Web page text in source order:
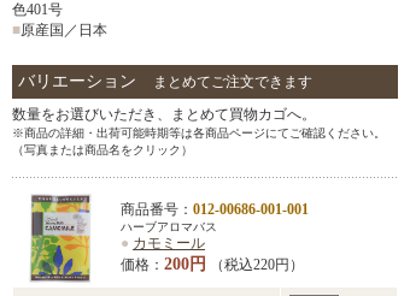
色401号
■原産国／日本
バリエーション
まとめてご注文できます
数量をお選びいただき、まとめて買物カゴへ。
※商品の詳細・出荷可能時期等は各商品ページにてご確認ください。
（写真または商品名をクリック）
商品番号： 012-00686-001-001
ハーブアロマバス
● カモミール
価格： 200円 （税込220円）